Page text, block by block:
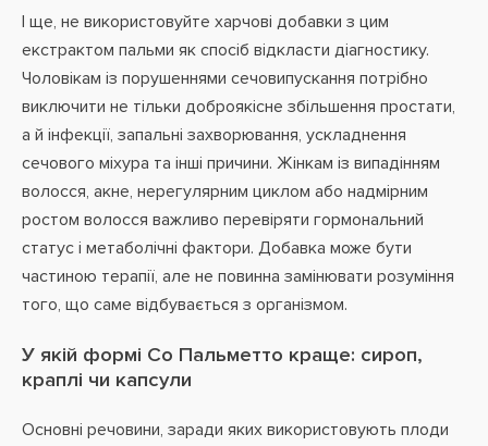
І ще, не використовуйте харчові добавки з цим
екстрактом пальми як спосіб відкласти діагностику.
Чоловікам із порушеннями сечовипускання потрібно
виключити не тільки доброякісне збільшення простати,
а й інфекції, запальні захворювання, ускладнення
сечового міхура та інші причини. Жінкам із випадінням
волосся, акне, нерегулярним циклом або надмірним
ростом волосся важливо перевіряти гормональний
статус і метаболічні фактори. Добавка може бути
частиною терапії, але не повинна замінювати розуміння
того, що саме відбувається з організмом.
У якій формі Со Пальметто краще: сироп,
краплі чи капсули
Основні речовини, заради яких використовують плоди